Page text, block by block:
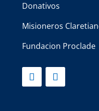
Donativos
Misioneros
Fundacion Proclade